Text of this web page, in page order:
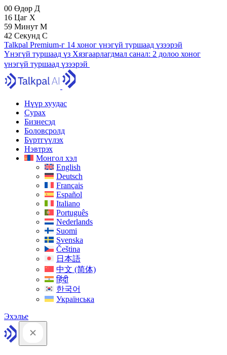
00 Өдөр Д
16 Цаг Х
59 Минут М
41 Секунд С
Talkpal Premium-г 14 хоног үнэгүй туршаад үзээрэй
Үнэгүй туршаад үз Хязгаарлагдмал санал: 2 долоо хоног
үнэгүй туршаад үзээрэй
Нүүр хуудас
Сурах
Бизнесэд
Боловсролд
Бүртгүүлэх
Нэвтрэх
Монгол хэл
English
Deutsch
Français
Español
Italiano
Português
Nederlands
Suomi
Svenska
Čeština
日本語
中文 (简体)
हिंदी
한국어
Українська
Эхэлье